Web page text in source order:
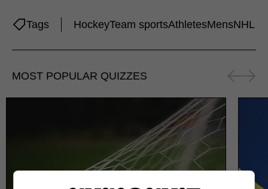
Tags HockeyTeam sportsAthletesMensNHL
MOST POPULAR QUIZZES